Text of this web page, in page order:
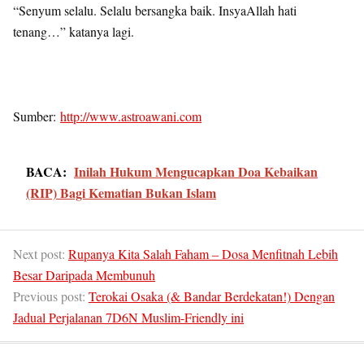
“Senyum selalu. Selalu bersangka baik. InsyaAllah hati
tenang…” katanya lagi.
Sumber: http://www.astroawani.com
BACA: Inilah Hukum Mengucapkan Doa Kebaikan
(RIP) Bagi Kematian Bukan Islam
Next post: Rupanya Kita Salah Faham – Dosa Menfitnah Lebih
Besar Daripada Membunuh
Previous post: Terokai Osaka (& Bandar Berdekatan!) Dengan
Jadual Perjalanan 7D6N Muslim-Friendly ini